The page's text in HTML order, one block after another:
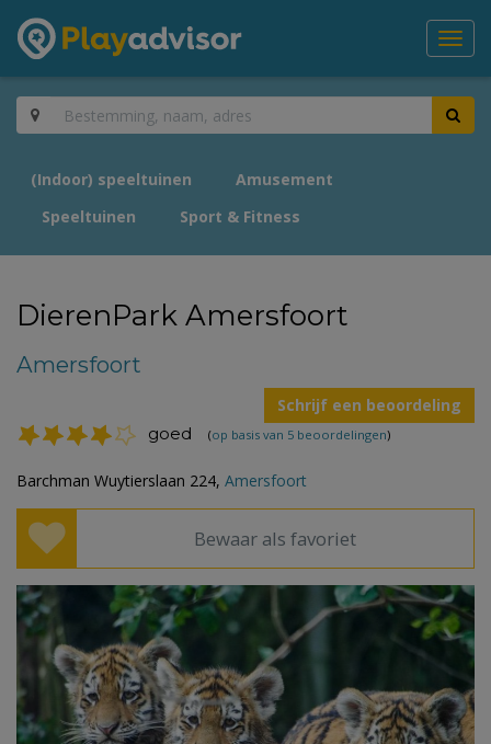
(Indoor) speeltuinen
Amusement
Speeltuinen
Sport & Fitness
DierenPark Amersfoort
Amersfoort
Schrijf een beoordeling
goed (op basis van 5 beoordelingen)
Barchman Wuytierslaan 224, Amersfoort
Bewaar als favoriet